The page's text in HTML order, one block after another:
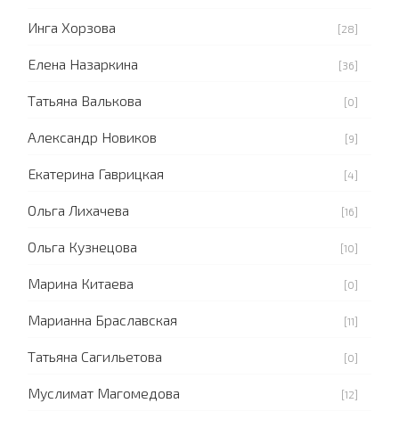
Инга Хорзова [28]
Елена Назаркина [36]
Татьяна Валькова [0]
Александр Новиков [9]
Екатерина Гаврицкая [4]
Ольга Лихачева [16]
Ольга Кузнецова [10]
Марина Китаева [0]
Марианна Браславская [11]
Татьяна Сагильетова [0]
Муслимат Магомедова [12]